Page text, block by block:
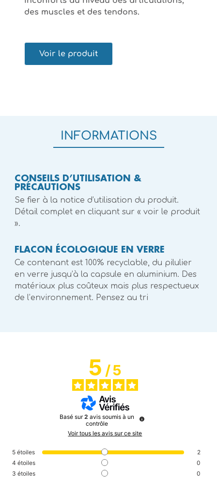
des muscles et des tendons.
Voir le produit
INFORMATIONS
CONSEILS D’UTILISATION &
PRÉCAUTIONS
Se fier à la notice d’utilisation du produit.
Détail complet en cliquant sur « voir le produit
».
FLACON ÉCOLOGIQUE EN VERRE
Ce contenant est 100% recyclable, du pilulier
en verre jusqu’à la capsule en aluminium. Des
matériaux plus coûteux mais plus respectueux
de l’environnement. Pensez au tri
5/5
Basé sur2 avis soumis à un
contrôle
Voir tous les avis sur ce site
5 étoiles
2
4 étoiles
0
3 étoiles
0